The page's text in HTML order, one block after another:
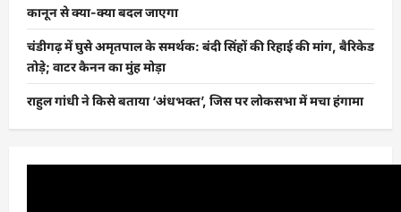
कानून से क्या-क्या बदल जाएगा
चंडीगढ़ में घुसे अमृतपाल के समर्थक: बंदी सिंहों की रिहाई की मांग, बैरिकेड
तोड़े; वाटर कैनन का मुंह मोड़ा
राहुल गांधी ने किसे बताया ‘अंधभक्त’, जिस पर लोकसभा में मचा हंगामा